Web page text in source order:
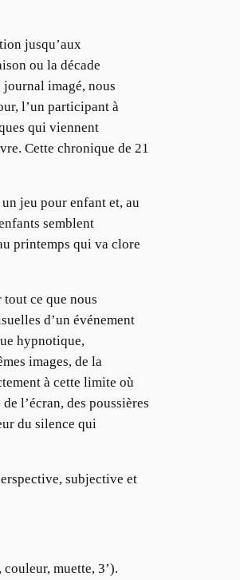
jusqu’aux
ou la décade
journal imagé, nous
l’un participant à
qui viennent
Cette chronique de 21
jeu pour enfant et, au
semblent
printemps qui va clore
ce que nous
d’un événement
hypnotique,
images, de la
à cette limite où
l’écran, des poussières
du silence qui
subjective et
muette, 3’).